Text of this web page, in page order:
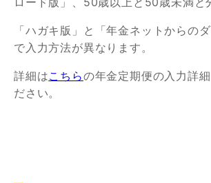
「ハガキ版」と「年金ネットからの
で入力方法が異なります。
詳細はこちらの年金定期便の入力詳
ださい。